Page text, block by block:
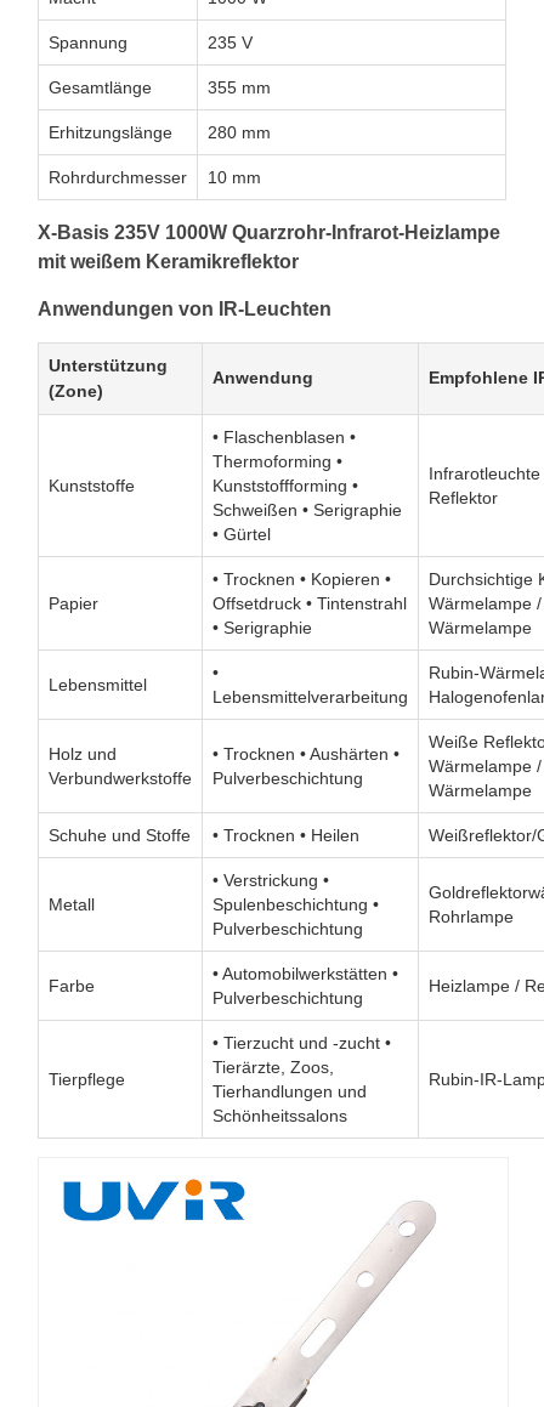
Spannung 235 V
Gesamtlänge 355 mm
Erhitzungslänge 280 mm
Rohrdurchmesser 10 mm
X-Basis 235V 1000W Quarzrohr-Infrarot-Heizlampe
mit weißem Keramikreflektor
Anwendungen von IR-Leuchten
Unterstützung
(Zone)
Anwendung Empfohlene
Kunststoffe
• Flaschenblasen •
Thermoforming •
Kunststoffforming •
Schweißen • Serigraphie
• Gürtel
Reflektor
Papier
• Trocknen • Kopieren •
Offsetdruck • Tintenstrahl
• Serigraphie
Durchsichtige
Wärmelampe
Wärmelampe
Lebensmittel
•
Lebensmittelverarbeitung
Rubin-
Holz und
Verbundwerkstoffe
• Trocknen • Aushärten •
Pulverbeschichtung
Weiße
Wärmelampe
Wärmelampe
Schuhe und Stoffe • Trocknen • Heilen Weißreflektor/
Metall
• Verstrickung •
Spulenbeschichtung •
Pulverbeschichtung
Rohrlampe
Farbe
• Automobilwerkstätten •
Pulverbeschichtung
Heizlampe /
Tierpflege
• Tierzucht und -zucht •
Tierärzte, Zoos,
Tierhandlungen und
Schönheitssalons
Rubin-IR-